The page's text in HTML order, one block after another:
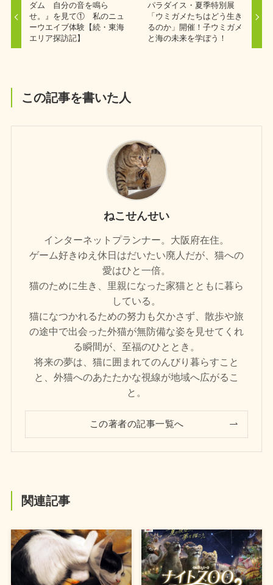
ダム 自分の音を鳴ら
せ。』を見て① 私のニュ
ーウエイブ体験【続・東海
エリア探訪記】
パラダイス・夏季特別展
「ウミガメたちはどう生き
るのか」開催！子ウミガメ
と海の未来を学ぼう！
この記事を書いた人
ねこせんせい
インターネットプランナー。大阪府在住。
ゲーム好きゆえ休日はだいたい廃人だが、猫への
愛はひと一倍。
猫のために生き、里親になった家猫とともに暮ら
している。
猫になつかれるための努力も欠かさず、散歩や旅
の途中で出会った外猫が無防備な姿を見せてくれ
る瞬間が、至福のひととき。
将来の夢は、猫に囲まれてのんびり暮らすこと
と、外猫へのあたたかな視線が地域へ広がるこ
と。
この著者の記事一覧へ
関連記事